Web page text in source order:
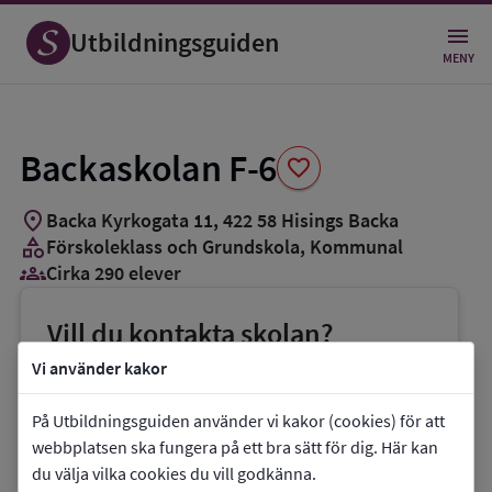
Vi använder kakor
På Utbildningsguiden använder vi kakor (cookies) för att
webbplatsen ska fungera på ett bra sätt för dig. Här kan
du välja vilka cookies du vill godkänna.
Utbildningsguiden MENY
Backaskolan F-6 favorite
Spara
som
favorit
location_on Backa Kyrkogata 11, 42258 Hisings Backa
categoryFörskoleklass och Grundskola, Kommunal
groups_3Cirka 290 elever
Vill du kontakta skolan?
phoneTelefon:031-3652785
E-post: nils.kaiser@grundskola.goteborg.se
link Webbplats:Backaskolan F-6